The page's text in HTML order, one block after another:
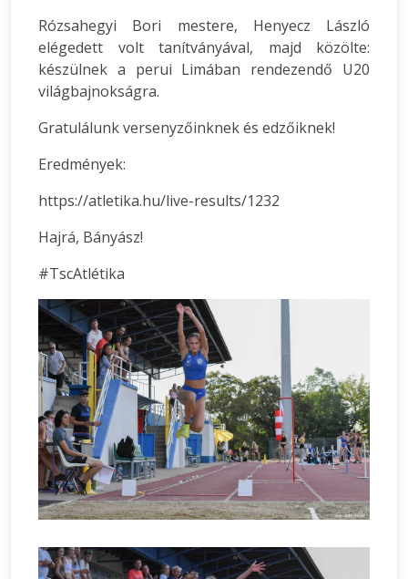
Rózsahegyi Bori mestere, Henyecz László
elégedett volt tanítványával, majd közölte:
készülnek a perui Limában rendezendő U20
világbajnokságra.
Gratulálunk versenyzőinknek és edzőiknek!
Eredmények:
https://atletika.hu/live-results/1232
Hajrá, Bányász!
#TscAtlétika